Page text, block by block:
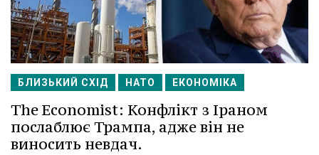
БЛИЗЬКИЙ СХІД НАТО ЕКОНОМІКА
The Economist: Конфлікт з Іраном
послаблює Трампа, адже він не
виносить невдач.